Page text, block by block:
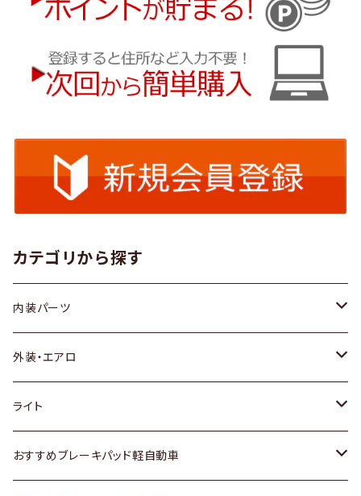
カテゴリから探す
内装パーツ
トヨタ
ホンダ
スズキ
外装・エアロ
トヨタ
ホンダ
ライト
トヨタ
おすすめブレーキパッド軽自動車